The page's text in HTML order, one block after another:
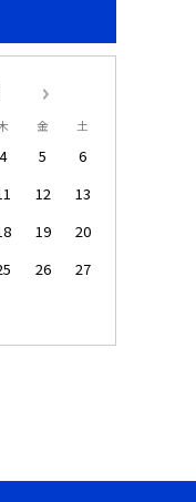
金 土
4 5
6
12
13
19
20
26
27